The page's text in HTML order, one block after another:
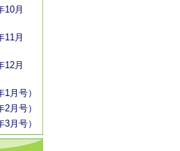
10月
11月
12月
月号）
月号）
月号）